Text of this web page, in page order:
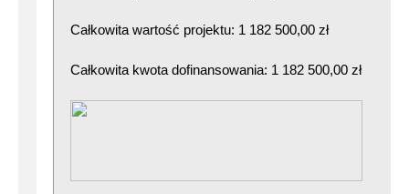
Całkowita wartość projektu: 1 182 500,00 zł
Całkowita kwota dofinansowania: 1 182 500,00 zł